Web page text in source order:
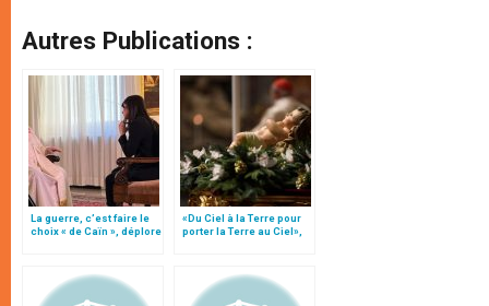
Autres Publications :
La guerre, c’est faire le
choix « de Caïn », déplore
«Du Ciel à la Terre pour
porter la Terre au Ciel»,